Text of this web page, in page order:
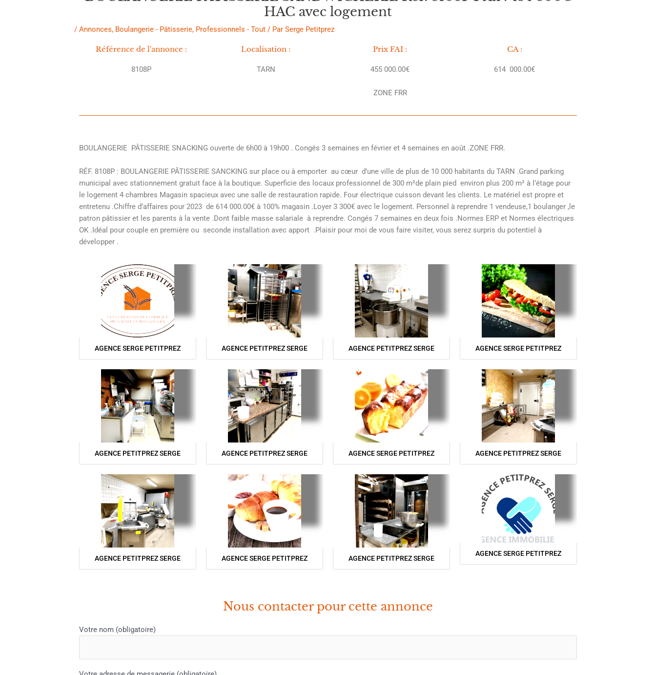
HAC avec logement
/Annonces, Boulangerie - Pâtisserie, Professionnels - Tout / ParSerge Petitprez
Référence de l'annonce :
8108P
Localisation :
TARN
Prix FAI :
455 000.00€
ZONE FRR
CA :
614 000.00€
BOULANGERIE PÂTISSERIE SNACKING ouverte de 6h00 à 19h00 . Congés 3 semaines en février et 4 semaines en août .ZONE FRR.
RÉF. 8108P : BOULANGERIE PÂTISSERIE SANCKING sur place ou à emporter au cœur d’une ville de plus de 10 000 habitants du TARN .Grand parking
municipal avec stationnement gratuit face à la boutique. Superficie des locaux professionnel de 300 m²de plain pied environ plus 200 m² à l’étage pour
le logement 4 chambres Magasin spacieux avec une salle de restauration rapide. Four électrique cuisson devant les clients. Le matériel est propre et
entretenu .Chiffre d’affaires pour 2023 de 614 000.00€ à 100% magasin .Loyer 3 300€ avec le logement. Personnel à reprendre 1 vendeuse,1 boulanger ,le
patron pâtissier et les parents à la vente .Dont faible masse salariale à reprendre. Congés 7 semaines en deux fois .Normes ERP et Normes électriques
OK .Idéal pour couple en première ou seconde installation avec apport .Plaisir pour moi de vous faire visiter, vous serez surpris du potentiel à
développer .
AGENCE SERGE PETITPREZ AGENCE PETITPREZ SERGE AGENCE PETITPREZ SERGE AGENCE SERGE PETITPREZ
AGENCE PETITPREZ SERGE AGENCE PETITPREZ SERGE AGENCE SERGE PETITPREZ AGENCE PETITPREZ SERGE
AGENCE PETITPREZ SERGE AGENCE SERGE PETITPREZ AGENCE PETITPREZ SERGE
AGENCE SERGE PETITPREZ
Nous contacter pour cette annonce
Votre nom (obligatoire)